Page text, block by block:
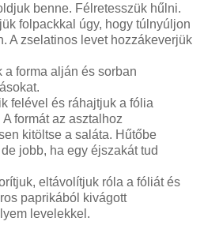
benne. Félretesszük hűlni.
folpackkal úgy, hogy túlnyúljon
A zselatinos levet hozzákeverjük
forma alján és sorban
felével és ráhajtjuk a fólia
formát az asztalhoz
kitöltse a saláta. Hűtőbe
jobb, ha egy éjszakát tud
eltávolítjuk róla a fóliát és
paprikából kivágott
levelekkel.